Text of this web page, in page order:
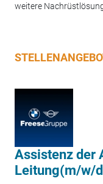
weitere
Assistenz der
Leitung(m/w/